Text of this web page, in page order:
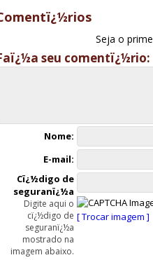
Seja o
seu comentï¿½rio:
Nome:
E-mail:
Cï¿½digo de
seguranï¿½a
Digite aqui o
cï¿½digo de
seguranï¿½a
mostrado na
imagem abaixo.
[ Trocar imagem ]